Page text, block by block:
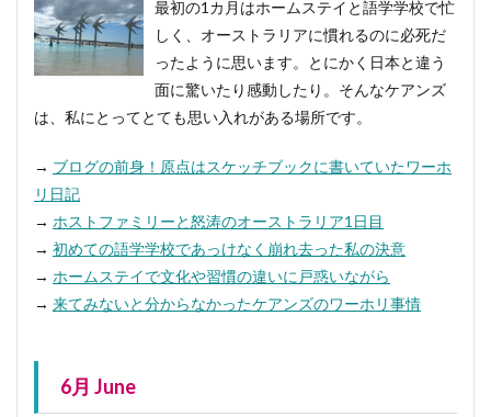
最初の1カ月はホームステイと語学学校で忙
しく、オーストラリアに慣れるのに必死だ
ったように思います。とにかく日本と違う
面に驚いたり感動したり。そんなケアンズ
は、私にとってとても思い入れがある場所です。
→ ブログの前身！原点はスケッチブックに書いていたワーホ
リ日記
→ ホストファミリーと怒涛のオーストラリア1日目
→ 初めての語学学校であっけなく崩れ去った私の決意
→ ホームステイで文化や習慣の違いに戸惑いながら
→ 来てみないと分からなかったケアンズのワーホリ事情
6月 June